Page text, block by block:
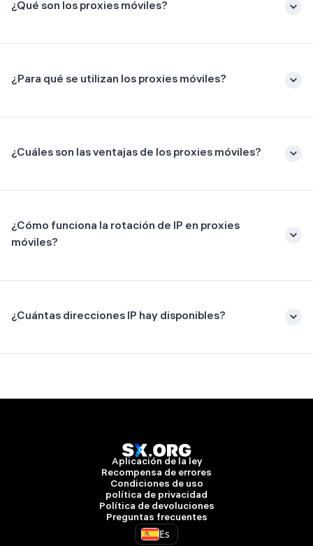
¿Qué son los proxies móviles?
¿Para qué se utilizan los proxies móviles?
¿Cuáles son las ventajas de los proxies móviles?
¿Cómo funciona la rotación de IP en proxies
móviles?
¿Cuántas direcciones IP hay disponibles?
Aplicación de la ley
Recompensa de errores
Condiciones de uso
política de privacidad
Política de devoluciones
Preguntas frecuentes
Es